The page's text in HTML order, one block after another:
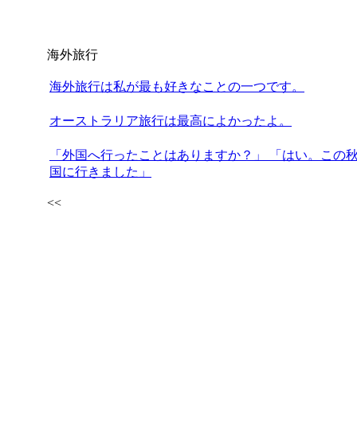
海外旅行
海外旅行は私が最も好きなことの一つです。
オーストラリア旅行は最高によかったよ。
「外国へ行ったことはありますか？」 「はい。この
国に行きました」
<<